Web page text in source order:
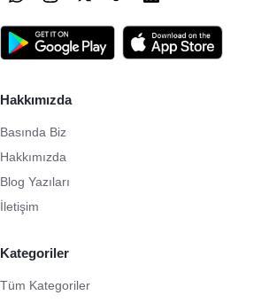
Hakkımızda
Basında Biz
Hakkımızda
Blog Yazıları
İletişim
Kategoriler
Tüm Kategoriler